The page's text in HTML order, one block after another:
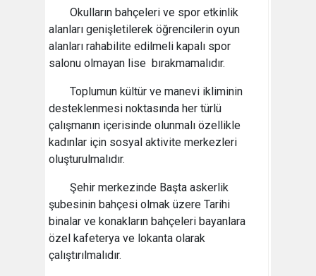
Okulların bahçeleri ve spor etkinlik
alanları genişletilerek öğrencilerin oyun
alanları rahabilite edilmeli kapalı spor
salonu olmayan lise bırakmamalıdır.
Toplumun kültür ve manevi ikliminin
desteklenmesi noktasında her türlü
çalışmanın içerisinde olunmalı özellikle
kadınlar için sosyal aktivite merkezleri
oluşturulmalıdır.
Şehir merkezinde Başta askerlik
şubesinin bahçesi olmak üzere Tarihi
binalar ve konakların bahçeleri bayanlara
özel kafeterya ve lokanta olarak
çalıştırılmalıdır.